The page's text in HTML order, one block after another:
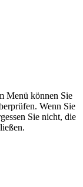
Menü können Sie
Wenn Sie
Sie nicht, die